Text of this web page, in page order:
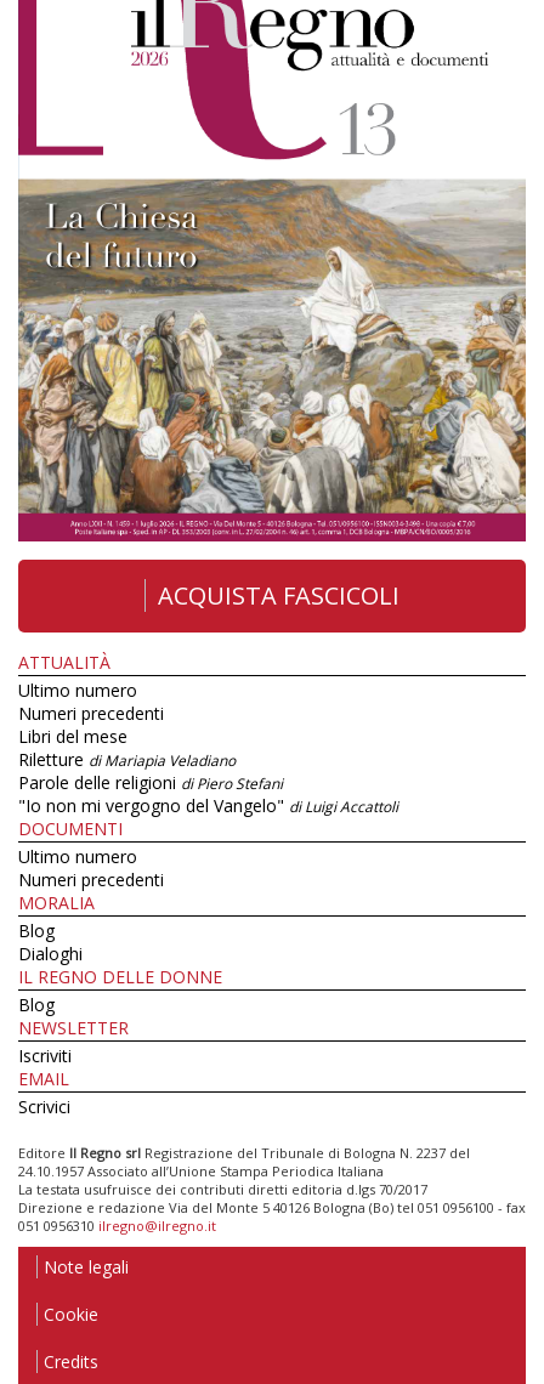
ACQUISTA FASCICOLI
ATTUALITÀ
Ultimo numero
Numeri precedenti
Libri del mese
Riletture di Mariapia Veladiano
Parole delle religioni di Piero Stefani
"Io non mi vergogno del Vangelo" di Luigi Accattoli
DOCUMENTI
Ultimo numero
Numeri precedenti
MORALIA
Blog
Dialoghi
IL REGNO DELLE DONNE
Blog
NEWSLETTER
Iscriviti
EMAIL
Scrivici
Editore Il Regno srl Registrazione del Tribunale di Bologna N. 2237 del
24.10.1957 Associato all’Unione Stampa Periodica Italiana
La testata usufruisce dei contributi diretti editoria d.lgs 70/2017
Direzione e redazione Via del Monte 5 40126 Bologna (Bo) tel 051 0956100 - fax
051 0956310 ilregno@ilregno.it
Note legali
Cookie
Credits